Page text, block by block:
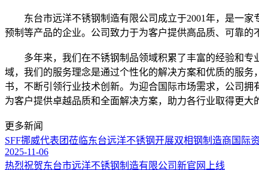
东台市远洋不锈钢制造有限公司成立于2001年，是一家
预制等产品的企业。公司致力于为客户提供高品质、可靠的
多年来，我们在不锈钢制品领域积累了丰富的经验和专
域，我们的服务理念是通过个性化的解决方案和优质的服
书，不断引领行业技术创新。为迎合国际市场需求，公司
为客户提供卓越品质和全面解决方案，助力各行业取得更大
更多新闻
SFF挪威代表团莅临东台远洋不锈钢开展双相钢制造商国际
2025-11-06
热烈祝贺东台市远洋不锈钢制造有限公司新官网上线